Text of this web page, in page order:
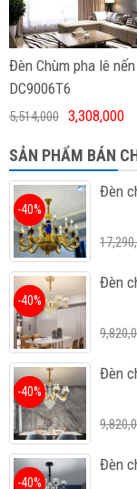
Đèn Chùm pha lê nến
DC9006T6
5,514,000 3,308,000
SẢN PHẨM BÁN
Đèn
-40%
Đèn
-40%
Đèn
-40%
Đèn
-40%